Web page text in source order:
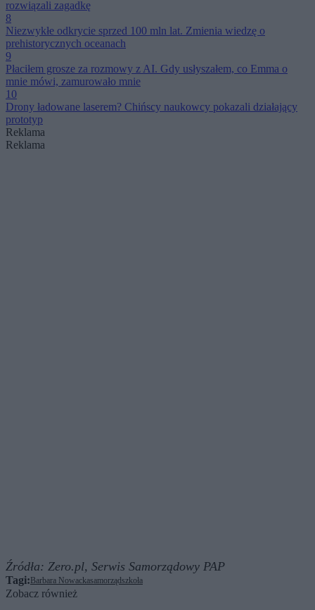
rozwiązali zagadkę
8
Niezwykłe odkrycie sprzed 100 mln lat. Zmienia wiedzę o
prehistorycznych oceanach
9
Płaciłem grosze za rozmowy z AI. Gdy usłyszałem, co Emma o
mnie mówi, zamurowało mnie
10
Drony ładowane laserem? Chińscy naukowcy pokazali działający
prototyp
Reklama
Reklama
Źródła: Zero.pl, Serwis Samorządowy PAP
Tagi:Barbara Nowackasamorządszkoła
Zobacz również